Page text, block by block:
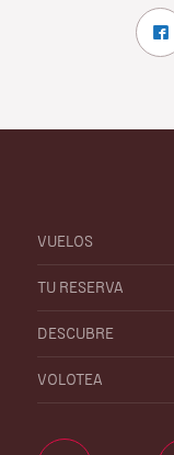
VUELOS
TU RESERVA
DESCUBRE
VOLOTEA